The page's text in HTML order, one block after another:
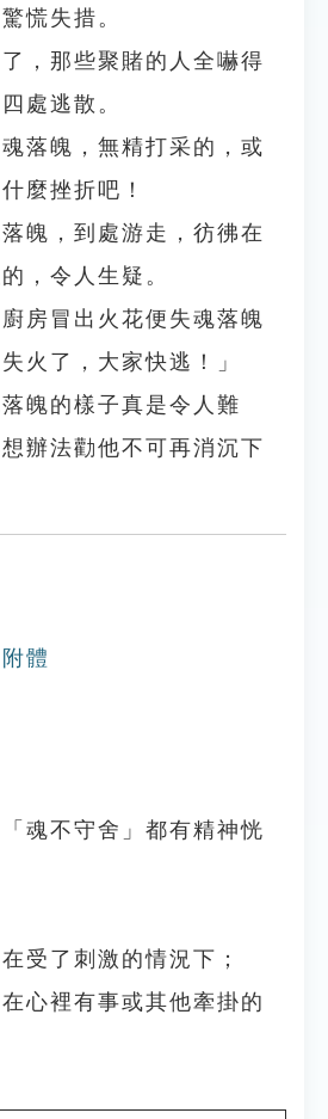
慌失措。
，那些聚賭的人全嚇得
處逃散。
落魄，無精打采的，或
麼挫折吧！
魄，到處游走，彷彿在
，令人生疑。
房冒出火花便失魂落魄
火了，大家快逃！」
魄的樣子真是令人難
辦法勸他不可再消沉下
體
「魂不守舍」都有精神恍
受了刺激的情況下；
在心裡有事或其他牽掛的